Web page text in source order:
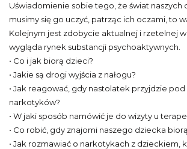
Uświadomienie sobie tego, że świat naszych
musimy się go uczyć, patrząc ich oczami, to
Kolejnym jest zdobycie aktualnej i rzetelnej
wygląda rynek substancji psychoaktywnych.
• Co i jak biorą dzieci?
• Jakie są drogi wyjścia z nałogu?
• Jak reagować, gdy nastolatek przyjdzie pod
narkotyków?
• W jaki sposób namówić je do wizyty u
• Co robić, gdy znajomi naszego dziecka
• Jak rozmawiać o narkotykach z dzieckiem,